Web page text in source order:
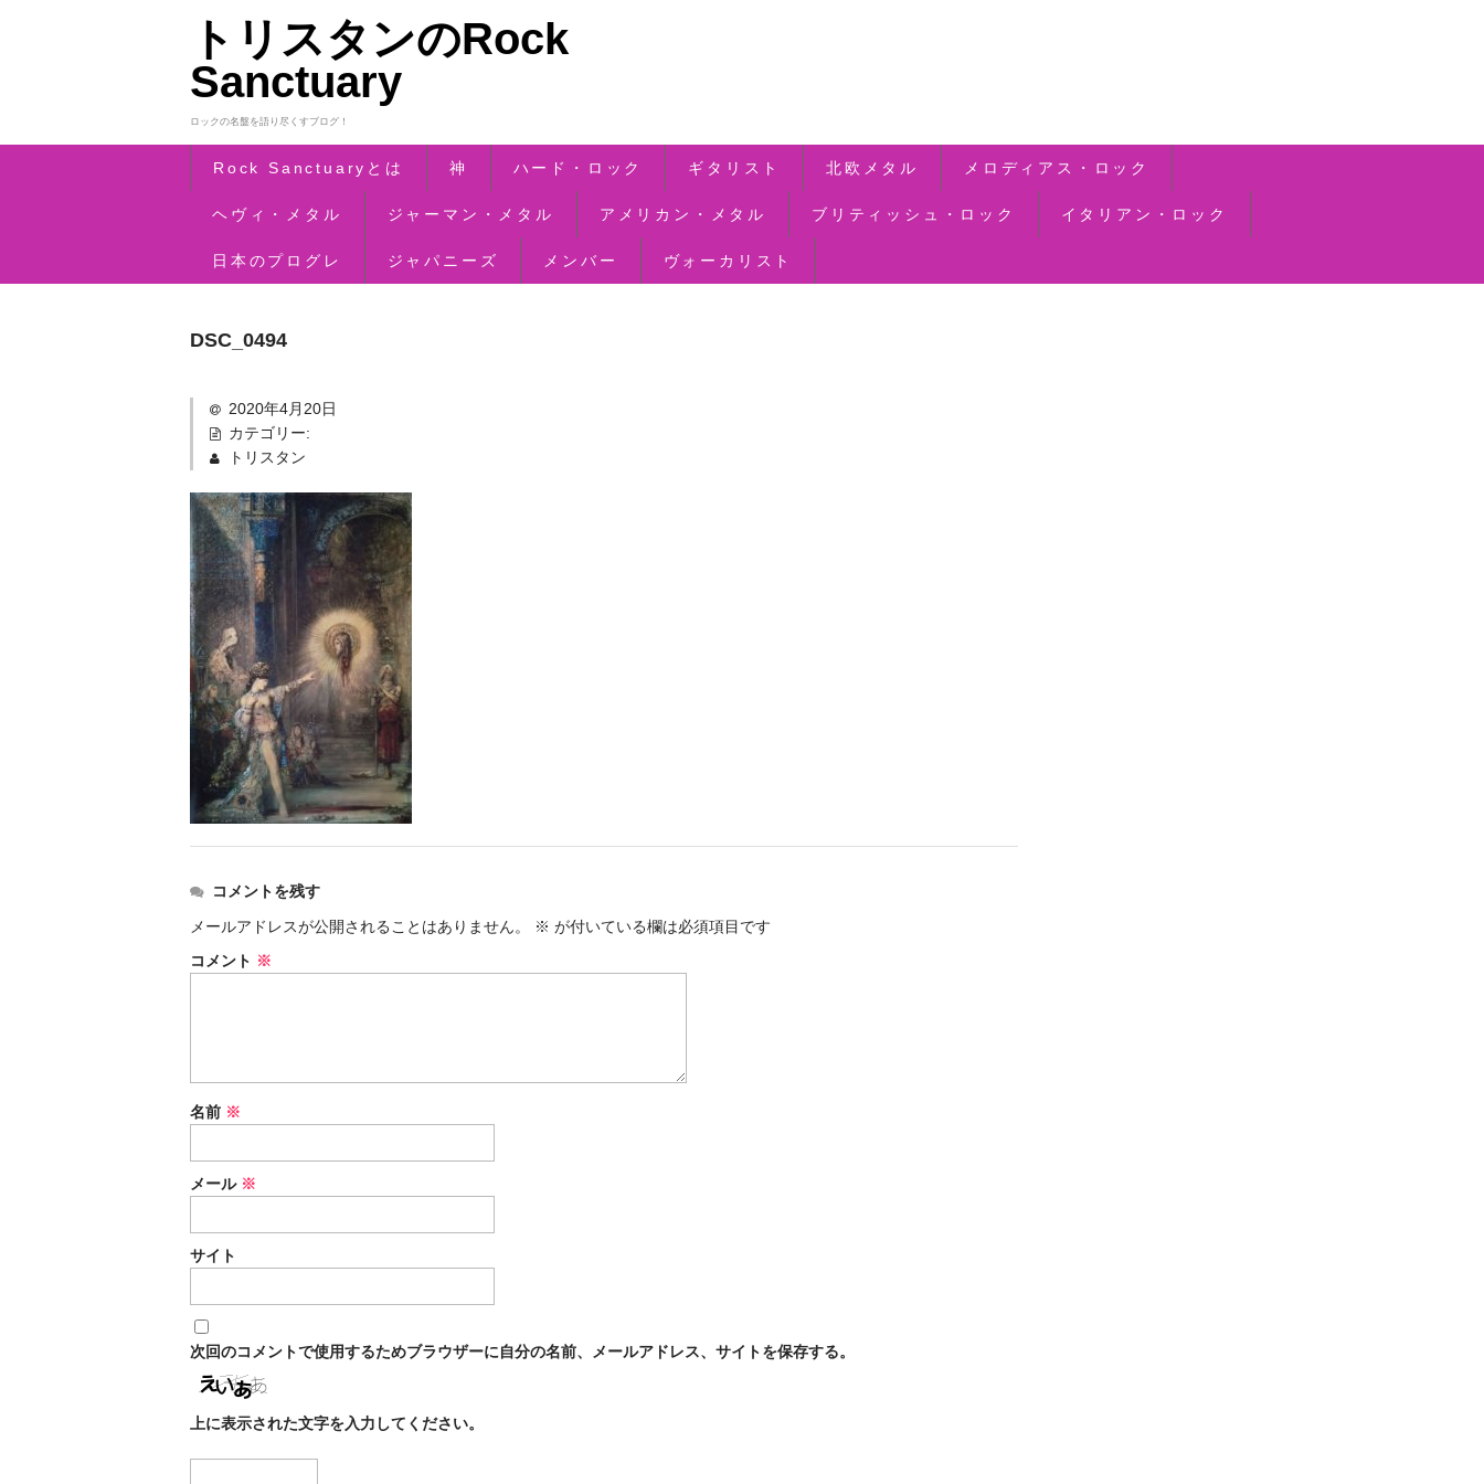
トリスタンのRock
Sanctuary
ロックの名盤を語り尽くすブログ！
Rock Sanctuaryとは 神 ハード・ロック ギタリスト 北欧メタル メロディアス・ロック
ヘヴィ・メタル ジャーマン・メタル アメリカン・メタル ブリティッシュ・ロック イタリアン・ロック
日本のプログレ ジャパニーズ メンバー ヴォーカリスト
DSC_0494
2020年4月20日
カテゴリー:
トリスタン
コメントを残す
メールアドレスが公開されることはありません。
※ が付いている欄は必須項目です
コメント ※
名前 ※
メール ※
サイト
次回のコメントで使用するためブラウザーに自分の名前、メールアドレス、サイトを保存する。
上に表示された文字を入力してください。